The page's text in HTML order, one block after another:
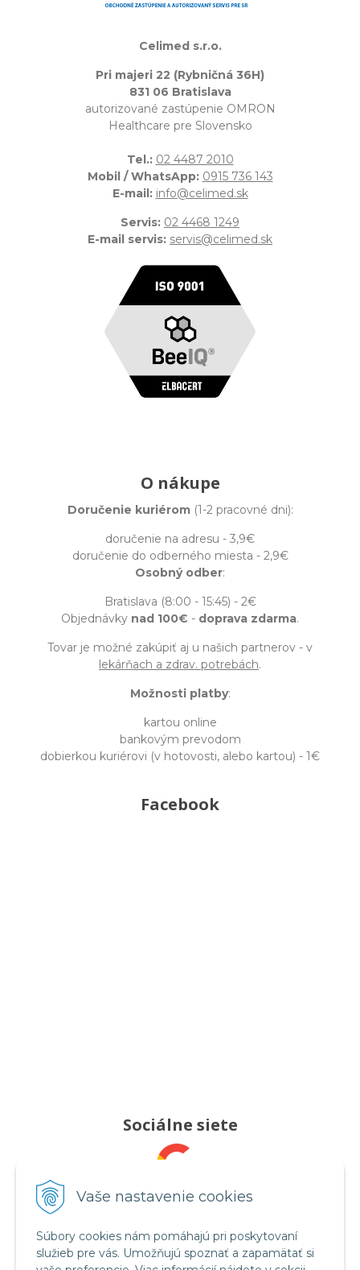
Vaše nastavenie cookies
Súbory cookies nám pomáhajú pri poskytovaní
služieb pre vás. Umožňujú spoznať a zapamätať si
Celimed s.r.o.
Pri majeri 22 (Rybničná 36H)
831 06 Bratislava
autorizované zastúpenie OMRON
Healthcare pre Slovensko
Tel.: 02 4487 2010
Mobil / WhatsApp: 0915 736 143
E-mail: info@celimed.sk
Servis: 02 4468 1249
E-mail servis: servis@celimed.sk
O nákupe
Doručenie kuriérom(1-2 pracovné dni):
doručenie na adresu - 3,9€
doručenie do odberného miesta - 2,9€
Osobný odber:
Bratislava (8:00 - 15:45) - 2€
Objednávky nad 100€ - doprava zdarma.
Tovar je možné zakúpiť aj u našich partnerov - v
lekárňach a zdrav. potrebách.
Možnosti platby:
kartou online
bankovým prevodom
dobierkou kuriérovi (v hotovosti, alebo kartou) - 1€
Facebook
Sociálne siete
Pridajte nám recenziu
Sledujte nás